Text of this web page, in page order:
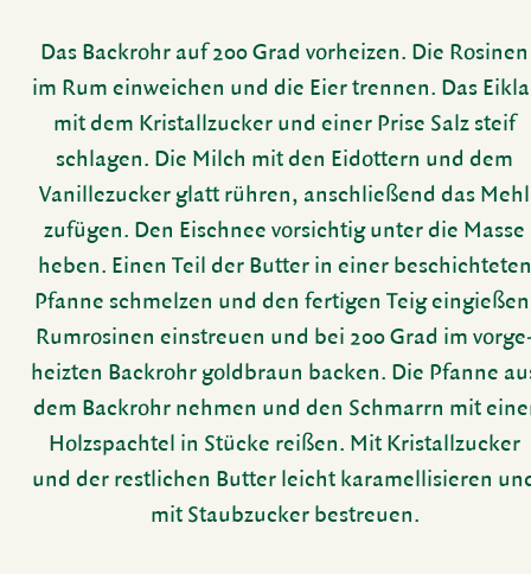
Das Back­rohr auf 200 Grad vorheizen. Die Rosinen
im Rum einwei­chen und die Eier trennen. Das
mit dem Kris­tall­zu­cker und einer Prise Salz steif
schlagen. Die Milch mit den Eidot­tern und dem
Vanil­le­zu­cker glatt rühren, anschlie­ßend das Mehl
zufügen. Den Eischnee vorsichtig unter die Masse
heben. Einen Teil der Butter in einer beschich­teten
Pfanne schmelzen und den fertigen Teig
Rumro­sinen einstreuen und bei 200 Grad im
heizten Back­rohr gold­braun backen. Die Pfanne
dem Back­rohr nehmen und den Schmarrn mit
Holz­spachtel in Stücke reißen. Mit Kris­tall­zu­cker
und der rest­li­chen Butter leicht kara­mel­li­sieren
mit Staub­zu­cker bestreuen.